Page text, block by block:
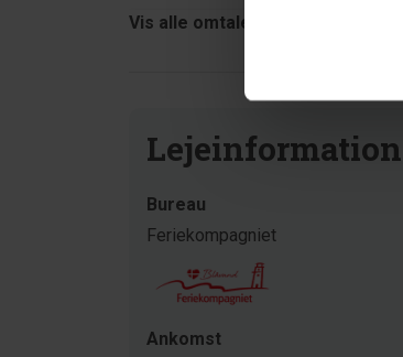
Vis alle omtaler
Lejeinformation
Bureau
Feriekompagniet
Ankomst